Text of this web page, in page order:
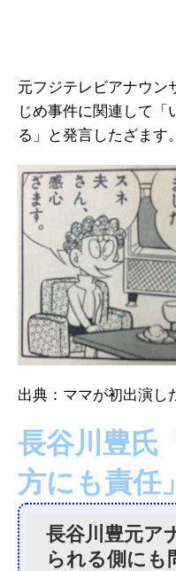
元フジテレビアナウン
じめ事件に関連して「
る」と発言したざます。
出典：ママが初出演し
長谷川豊氏
方にも責任
長谷川豊元ア
られる側にも